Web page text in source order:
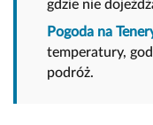
gdzie nie
Pogoda na
temperatury,
podróż.